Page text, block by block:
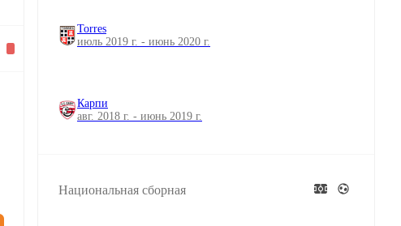
Torres
июль 2019 г. - июнь 2020 г.
Карпи
авг. 2018 г. - июнь 2019 г.
Национальная сборная